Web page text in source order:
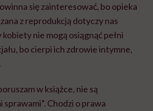
się zainteresować, bo opieka
z reprodukcją dotyczy nas
nie mogą osiągnąć pełni
bo cierpi ich zdrowie intymne,
w książce, nie są
sprawami”. Chodzi o prawa